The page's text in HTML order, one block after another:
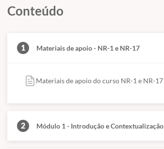
Conteúdo
1 Materiais de apoio - NR-1 e NR-17
Materiais de apoio do curso NR-1 e NR-17
2 Módulo 1 - Introdução e Contextualização